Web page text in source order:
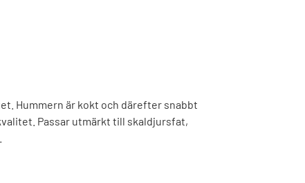
Hummern är kokt och därefter snabbt
Passar utmärkt till skaldjursfat,